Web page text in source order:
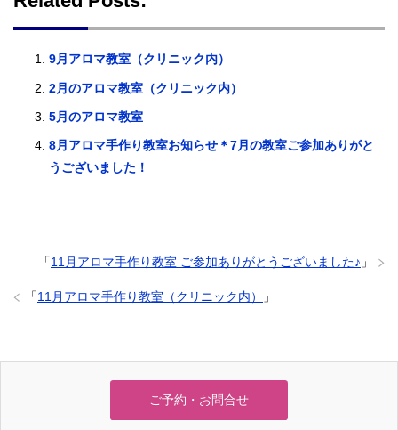
9月アロマ教室（クリニック内）
2月のアロマ教室（クリニック内）
5月のアロマ教室
8月アロマ手作り教室お知らせ＊7月の教室ご参加ありがと
うございました！
「11月アロマ手作り教室 ご参加ありがとうございました♪ 」
「11月アロマ手作り教室（クリニック内） 」
ご予約・お問合せ